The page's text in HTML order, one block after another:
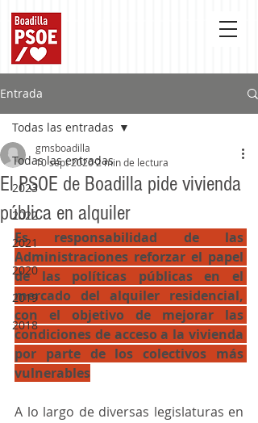
Entrada
Todas las entradas
2023
2022
2021
2020
2019
2018
Todas las entradas
El PSOE de Boadilla pide vivienda
pública en alquiler
gmsboadilla
10 sept 20202 min de lectura
Es responsabilidad de las
Administraciones reforzar el papel
de las políticas públicas en el
mercado del alquiler residencial,
con el objetivo de mejorar las
condiciones de acceso a la vivienda
por parte de los colectivos más
vulnerables
A lo largo de diversas legislaturas en